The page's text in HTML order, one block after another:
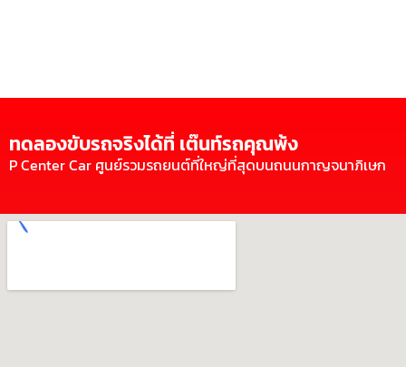
ทดลองขับรถจริงได้ที่ เต๊นท์รถคุณพ้ง
P Center Car ศูนย์รวมรถยนต์ที่ใหญ่ที่สุดบนถนนกาญจนาภิเษก